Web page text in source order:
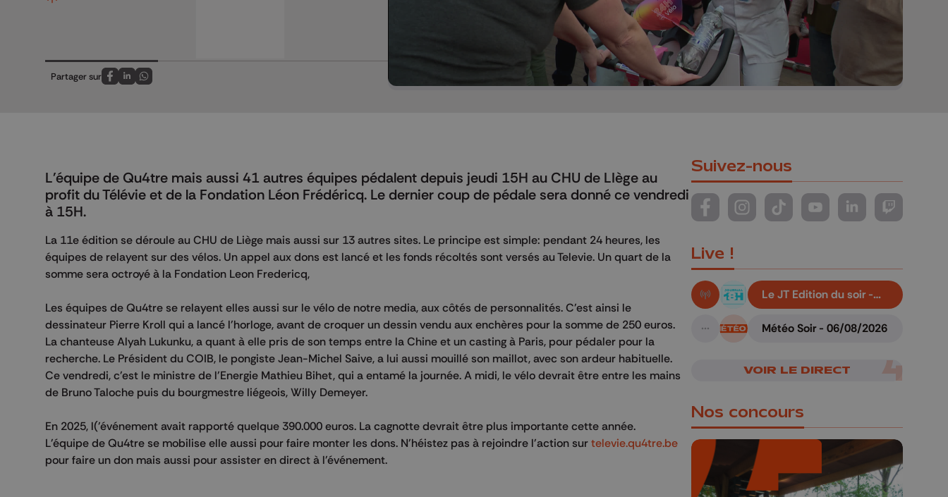
Partager sur
Partagez sur FaceBook
Partagez sur LinkedIn
Partagez sur Whatsapp
L'équipe de Qu4tre mais aussi 41 autres équipes pédalent depuis jeudi 15H au CHU de LIège au
profit du Télévie et de la Fondation Léon Frédéricq. Le dernier coup de pédale sera donné ce vendredi
à 15H.
La 11e édition se déroule au CHU de Liège mais aussi sur 13 autres sites. Le principe est simple: pendant 24 heures, les
équipes de relayent sur des vélos. Un appel aux dons est lancé et les fonds récoltés sont versés au Televie. Un quart de la
somme sera octroyé à la Fondation Leon Fredericq,
Les équipes de Qu4tre se relayent elles aussi sur le vélo de notre media, aux côtés de personnalités. C'est ainsi le
dessinateur Pierre Kroll qui a lancé l'horloge, avant de croquer un dessin vendu aux enchères pour la somme de 250 euros.
La chanteuse Alyah Lukunku, a quant à elle pris de son temps entre la Chine et un casting à Paris, pour pédaler pour la
recherche. Le Président du COIB, le pongiste Jean-Michel Saive, a lui aussi mouillé son maillot, avec son ardeur habituelle.
Ce vendredi, c'est le ministre de l'Energie Mathieu Bihet, qui a entamé la journée. A midi, le vélo devrait être entre les mains
de Bruno Taloche puis du bourgmestre liégeois, Willy Demeyer.
En 2025, l('événement avait rapporté quelque 390.000 euros. La cagnotte devrait être plus importante cette année.
L'équipe de Qu4tre se mobilise elle aussi pour faire monter les dons. N'héistez pas à rejoindre l'action sur televie.qu4tre.be
pour faire un don mais aussi pour assister en direct à l'événement.
Suivez-nous
Suivez-nous sur FaceBook
Suivez-nous sur Instagram
Suivez-nous sur TikTok
Suivez-nous sur YouTube
Suivez-nous sur
Suivez-
Live !
En live!
Le JT Edition du soir -
06/08/2026
A suivre
Météo Soir - 06/08/2026
VOIR LE DIRECT
Nos concours